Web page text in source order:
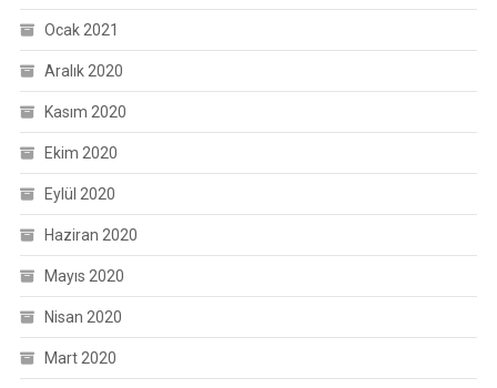
Ocak 2021
Aralık 2020
Kasım 2020
Ekim 2020
Eylül 2020
Haziran 2020
Mayıs 2020
Nisan 2020
Mart 2020